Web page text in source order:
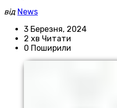
від News
3 Березня, 2024
2 хв Читати
0 Поширили